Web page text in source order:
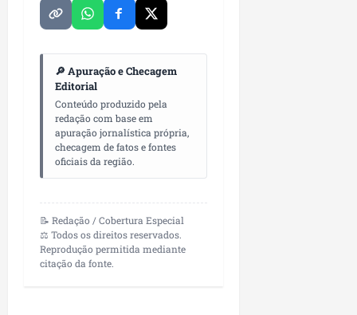
🔎 Apuração e Checagem
Editorial
Conteúdo produzido pela
redação com base em
apuração jornalística própria,
checagem de fatos e fontes
oficiais da região.
📝 Redação / Cobertura Especial
⚖️ Todos os direitos reservados.
Reprodução permitida mediante
citação da fonte.